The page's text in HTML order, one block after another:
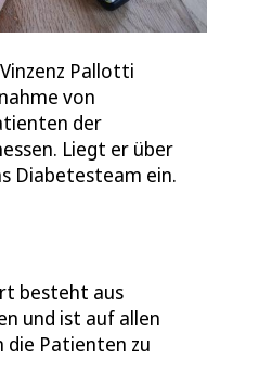
Pallotti
von
der
Liegt er über
Diabetesteam ein.
besteht aus
und ist auf allen
Patienten zu